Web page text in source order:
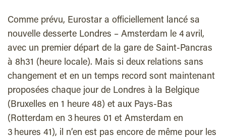
Comme prévu, Eurostar a officiellement lancé sa
nouvelle desserte Londres – Amsterdam le 4 avril,
avec un premier départ de la gare de Saint-Pancras
à 8h31 (heure locale). Mais si deux relations sans
changement et en un temps record sont maintenant
proposées chaque jour de Londres à la Belgique
(Bruxelles en 1 heure 48) et aux Pays-Bas
(Rotterdam en 3 heures 01 et Amsterdam en
3 heures 41), il n’en est pas encore de même pour les